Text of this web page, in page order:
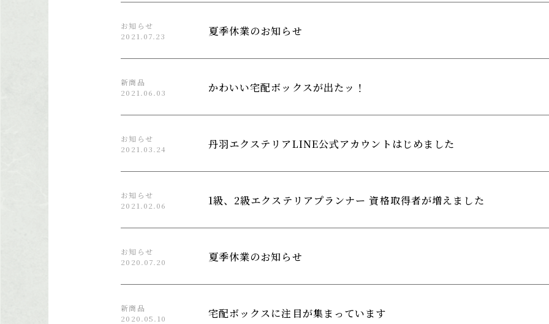
お知らせ
2021.07.23
夏季休業のお知らせ
新商品
2021.06.03
かわいい宅配ボックスが出たッ！
お知らせ
2021.03.24
丹羽エクステリアLINE公式アカウントはじめました
お知らせ
2021.02.06
1級、2級エクステリアプランナー 資格取得者が増えました
お知らせ
2020.07.20
夏季休業のお知らせ
新商品
2020.05.10
宅配ボックスに注目が集まっています